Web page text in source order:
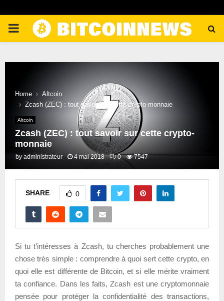
PRIMARY
Home
Altcoin
Zcash (ZEC) : tout savoir sur cette crypto-monnaie
Altcoin
Zcash (ZEC) : tout savoir sur cette crypto-
monnaie
by administrateur 4 mai 2018 0 7547
SHARE 0
Si tu t’intéresses à Zcash, tu cherches probablement une
chose très simple : comprendre à quoi sert cette crypto, en
quoi elle est différente de Bitcoin, et si elle mérite vraiment
ta confiance. Dans les faits, Zcash est une cryptomonnaie
pensée pour protéger la confidentialité des transactions,